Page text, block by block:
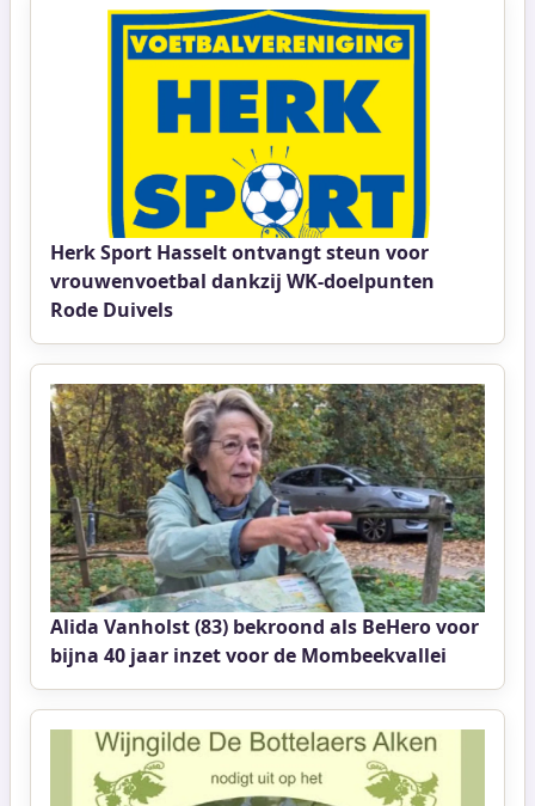
Herk Sport Hasselt ontvangt steun voor
vrouwenvoetbal dankzij WK-doelpunten
Rode Duivels
Alida Vanholst (83) bekroond als BeHero voor
bijna 40 jaar inzet voor de Mombeekvallei